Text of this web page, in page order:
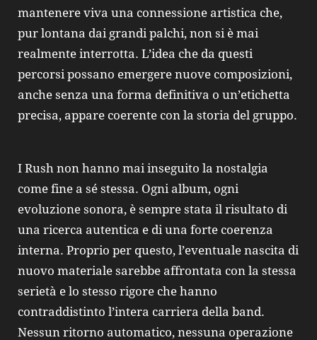
mantenere viva una connessione artistica che,
pur lontana dai grandi palchi, non si è mai
realmente interrotta. L’idea che da questi
percorsi possano emergere nuove composizioni,
anche senza una forma definitiva o un’etichetta
precisa, appare coerente con la storia del gruppo.
I Rush non hanno mai inseguito la nostalgia
come fine a sé stessa. Ogni album, ogni
evoluzione sonora, è sempre stata il risultato di
una ricerca autentica e di una forte coerenza
interna. Proprio per questo, l’eventuale nascita di
nuovo materiale sarebbe affrontata con la stessa
serietà e lo stesso rigore che hanno
contraddistinto l’intera carriera della band.
Nessun ritorno automatico, nessuna operazione